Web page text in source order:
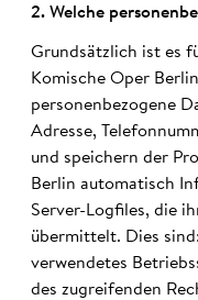
2. Welche
Grundsätzlich ist es
Komische Oper
personenbezogene
Adresse,
und speichern der
Berlin automatisch
Server-Logfiles, die
übermittelt. Dies
verwendetes
des zugreifenden